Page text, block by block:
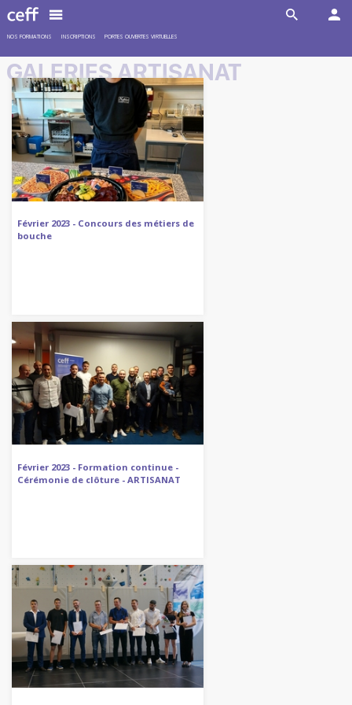
NOS FORMATIONS INSCRIPTIONS PORTES OUVERTES VIRTUELLES
GALERIES ARTISANAT
Février 2023 - Concours des métiers de
bouche
Février 2023 - Formation continue -
Cérémonie de clôture - ARTISANAT